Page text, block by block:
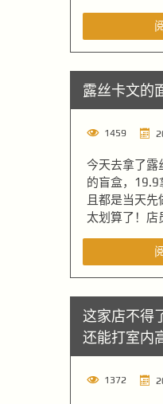
露丝卡文的
1459
今天去拿了露
的盲盒，19.9
且都是当天
太划算了！店
这家店不得
还能打室内
1372